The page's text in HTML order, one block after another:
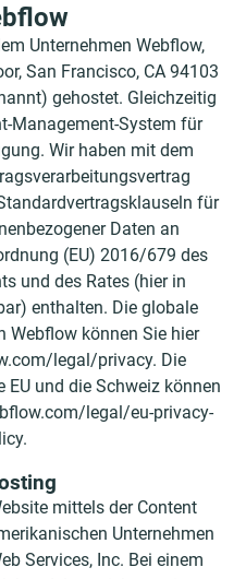
Unternehmen Webflow,
San Francisco, CA 94103
gehostet. Gleichzeitig
Management-System für
Wir haben mit dem
für
Daten an
(EU) 2016/679 des
und des Rates (hier in
enthalten. Die globale
Webflow können Sie hier
legal/privacy. Die
und die Schweiz können
legal/eu-privacy-
mittels der Content
Unternehmen
Services, Inc. Bei einem